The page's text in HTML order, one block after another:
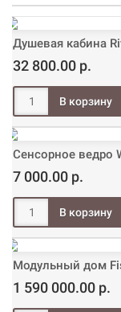
Душевая кабина
32 800.00 р.
Сенсорное ведро
7 000.00 р.
Модульный дом
1 590 000.00 р.